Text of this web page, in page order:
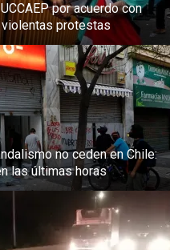
por acuerdo con
protestas
no ceden en Chile:
las últimas horas